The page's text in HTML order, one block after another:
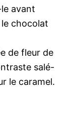
le avant
chocolat
de fleur de
salé-
le caramel.